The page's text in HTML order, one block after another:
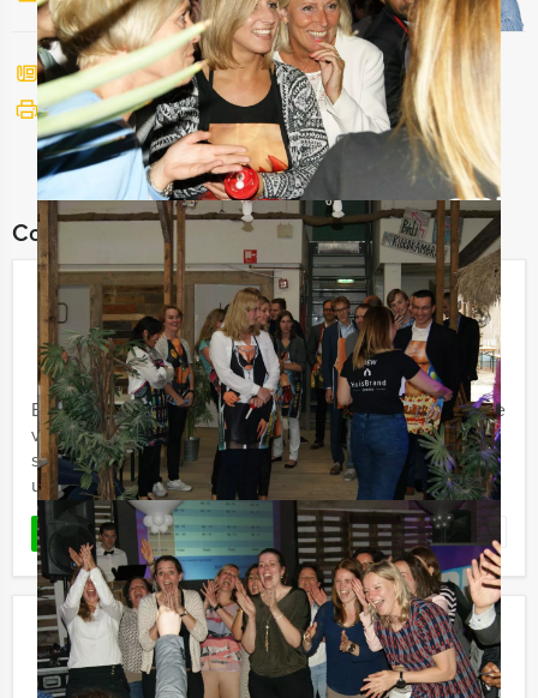
Bel mij terug
Bekijk printbare versie
Combineer dit uitje met:
The Candyman vrijgezellenfeest in
Arnhem
Vanaf€ 22,50 p.p. excl. BTW
Vanaf 12 personen ‐ 3 uur
Een gek en opvallend pak en superleuke opdrachten, de
vrijgezel loopt als een dwaas door de stad en moet
samen met zijn team allerlei komische opdrachten
uitvoeren. Alle ...
LEES MEER Favoriet
Pubquiz in Arnhem
Vanaf€ 27,50 p.p. excl. BTW
Vanaf 12 personen ‐ 2 uur